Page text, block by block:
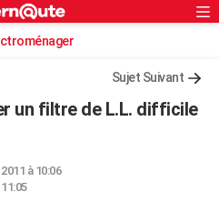
Sujet Suivant
un filtre de L.L. difficile
à 10:06